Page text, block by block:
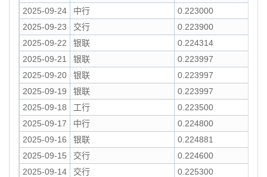
2025-09-24
中行
0.223000
2025-09-23
交行
0.223900
2025-09-22
银联
0.224314
2025-09-21
银联
0.223997
2025-09-20
银联
0.223997
2025-09-19
银联
0.223997
2025-09-18
工行
0.223500
2025-09-17
中行
0.224800
2025-09-16
银联
0.224881
2025-09-15
交行
0.224600
2025-09-14
交行
0.225300